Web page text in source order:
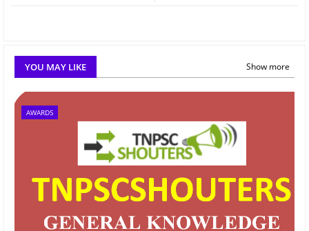
YOU MAY LIKE Show more
AWARDS